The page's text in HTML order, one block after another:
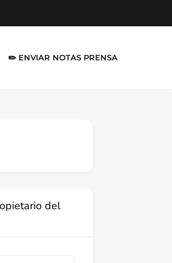
✏️ ENVIAR NOTAS PRENSA
del